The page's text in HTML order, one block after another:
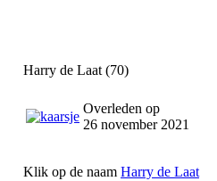
Harry de Laat (70)
Overleden op
26 november 2021
Klik op de naam Harry de Laat